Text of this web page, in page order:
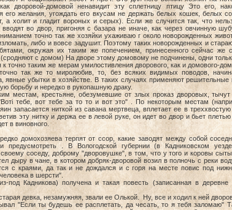
дворовой-домовой ненавидит эту сплетницу птицу Это его,
его желания, угождать его вкусам не держать белых кошек, белых
а холит и гладит вороных и серых). Если же случится так, что
во двор, пригоняя с базара не иначе, как через овчинную
точно так же хозяйки ухаживаю г около новорожденных
либо и вовсе задушит. Поэтому таких новорожденных и
окружая их таким же попечением, принесенного сейчас же
с домом) На дворе этому домовому не подчинены, одни
таким же мерам умилостивления дворового, как и домового-
так же то миролюбив, то, без всяких видимых поводов,
явные убытки в хозяйстве. В таких случаях применяют
борьбу и нередко в рукопашную драку.
местам, крестьяне, обезумевшие от злых проказ дворовых,
тебе, вот тeбe за то то и вот это" . По некоторым местам
запасается ниткой из савана мертвеца, вплетает ее в
эту нитку и держа ее в левой руке, он идeт во двор и бьет
в виновного.
терпят от ссор, какие заводят между собой
предусмотреть . В Вологодской губернии (в Кадниковском
своему соседу, доброму "дворовушке", в том, что у того и коровы
дыру в чане, в котором добряк-дворовой возил в полночь с реки
с краями, да так и не дождался и с горя на месте повис под
в шерсти".
под Кадникова) получена и такая повесть (записанная в
девка, незамужняя, звали ее Олькой. Ну, все и ходил к ней
"Если ты будешь ее расплетать, да чесать, то я тебя